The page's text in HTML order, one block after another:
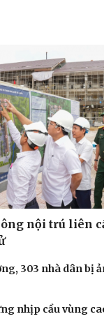
nội trú liên
303 nhà dân bị
nhịp cầu vùng